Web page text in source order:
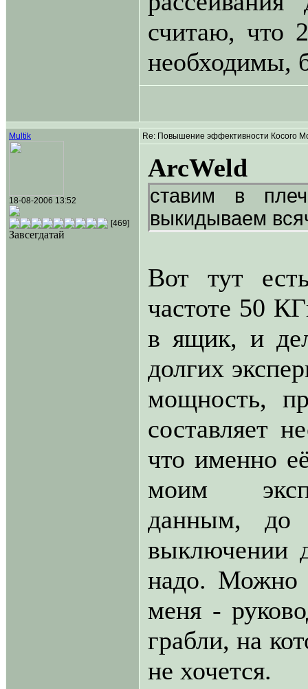
считаю, что
необходимы,
Multik
18-08-2006 13:52
[469]
Завсегдатай
Re: Повышение эффективности Косого
ArcWeld
ставим в
выкидываем
Вот тут
частоте 50
в ящик, и
долгих
мощность,
составляет
что именно
моим
данным,
выключении
надо. Можно
меня -
грабли, на
не хочется.